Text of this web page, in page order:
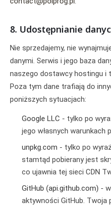
8. Udostępnianie
Nie sprzedajemy, nie
danymi. Serwis i jego baza
naszego dostawcy hostingu i
Poza tym dane trafiają do
poniższych sytuacjach:
Google LLC - tylko po
jego własnych warunkach
unpkg.com - tylko po
stamtąd pobierany jest
co ujawnia tej sieci CDN
GitHub (api.github.com) -
aktywności GitHub. Twoja